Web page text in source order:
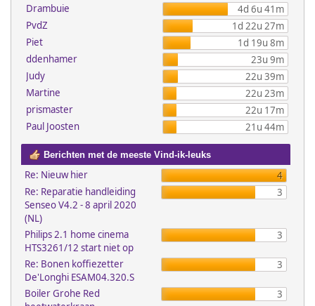
Drambuie
4d 6u 41m
PvdZ
1d 22u 27m
Piet
1d 19u 8m
ddenhamer
23u 9m
Judy
22u 39m
Martine
22u 23m
prismaster
22u 17m
Paul Joosten
21u 44m
Berichten met de meeste Vind-ik-leuks
Re: Nieuw hier
4
Re: Reparatie handleiding
Senseo V4.2 - 8 april 2020
(NL)
3
Philips 2.1 home cinema
HTS3261/12 start niet op
3
Re: Bonen koffiezetter
De'Longhi ESAM04.320.S
3
Boiler Grohe Red
3